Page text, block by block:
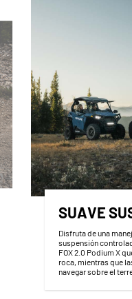
SUAVE
Disfruta de una
suspensión
FOX 2.0 Podium X
roca, mientras que
navegar sobre el